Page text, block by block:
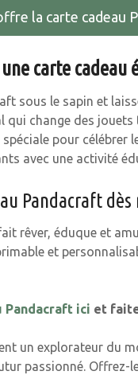
la carte cadeau
carte cadeau
sous le sapin et
qui change des jouets
pour célébrer
avec une activité
Pandacraft
rêver, éduque et
et
Pandacraft ici et
un explorateur du
passionné. Offrez-